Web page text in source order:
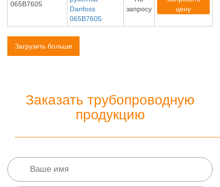
065B7605
Danfoss
065B7605
запросу
цену
Загрузить больше
Заказать трубопроводную
продукцию